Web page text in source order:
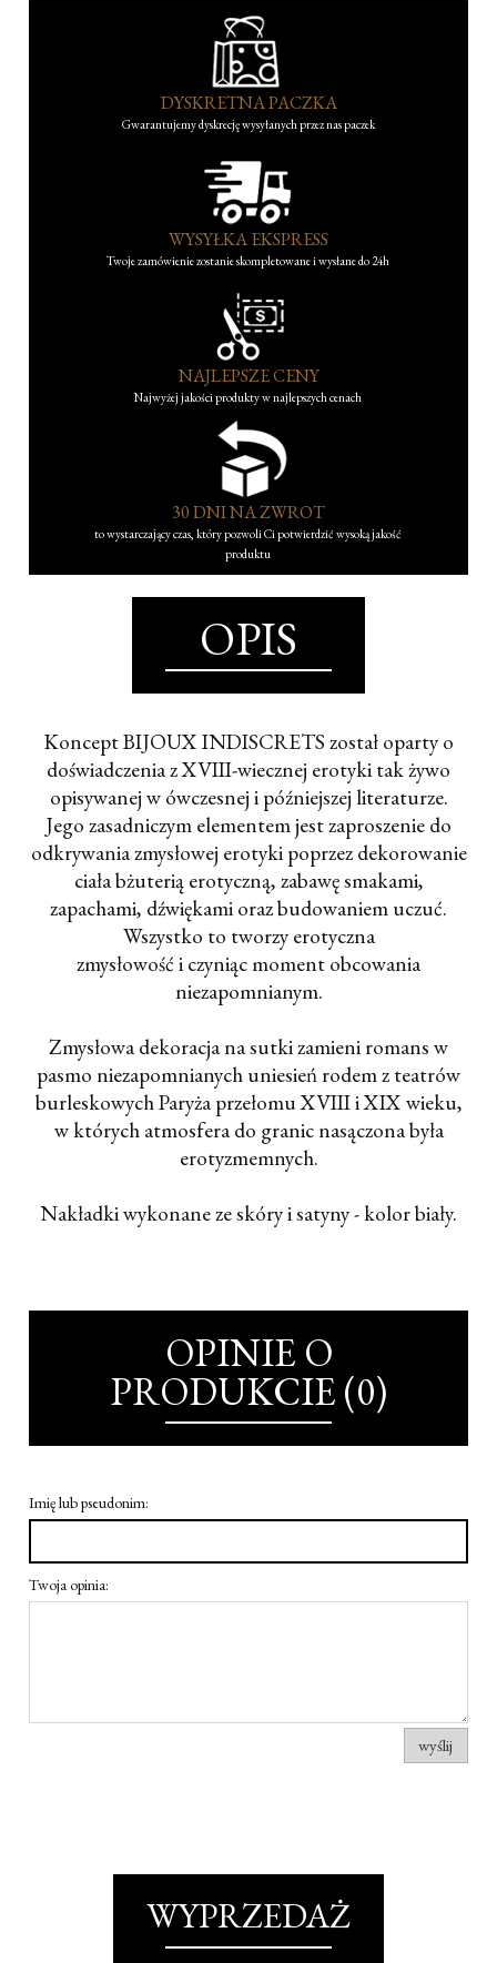
DYSKRETNA PACZKA
Gwarantujemy dyskrecję wysyłanych przez nas paczek
WYSYŁKA EKSPRESS
Twoje zamówienie zostanie skompletowane i wysłane do 24h
NAJLEPSZE CENY
Najwyżej jakości produkty w najlepszych cenach
30 DNI NA ZWROT
to wystarczający czas, który pozwoli Ci potwierdzić wysoką jakość
produktu
OPIS
Koncept BIJOUX INDISCRETS został oparty o
doświadczenia z XVIII-wiecznej erotyki tak żywo
opisywanej w ówczesnej i późniejszej literaturze.
Jego zasadniczym elementem jest zaproszenie do
odkrywania zmysłowej erotyki poprzez dekorowanie
ciała bżuterią erotyczną, zabawę smakami,
zapachami, dźwiękami oraz budowaniem uczuć.
Wszystko to tworzy erotyczna
zmysłowość i czyniąc moment obcowania
niezapomnianym.
Zmysłowa dekoracja na sutki zamieni romans w
pasmo niezapomnianych uniesień rodem z teatrów
burleskowych Paryża przełomu XVIII i XIX wieku,
w których atmosfera do granic nasączona była
erotyzmemnych.
Nakładki wykonane ze skóry i satyny - kolor biały.
OPINIE O
PRODUKCIE (0)
Imię lub pseudonim:
Twoja opinia:
wyślij
WYPRZEDAŻ